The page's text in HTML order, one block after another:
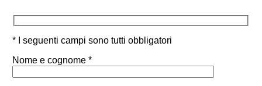
* I seguenti campi sono tutti obbligatori
Nome e cognome *